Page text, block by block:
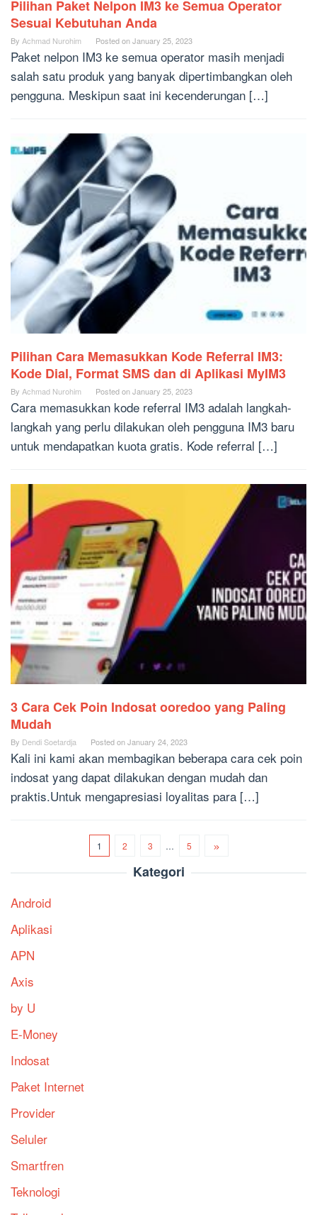
Pilihan Paket Nelpon IM3 ke Semua Operator
Sesuai Kebutuhan Anda
By Achmad Nurohim Posted onJanuary 25, 2023
Paket nelpon IM3 ke semua operator masih menjadi
salah satu produk yang banyak dipertimbangkan oleh
pengguna. Meskipun saat ini kecenderungan […]
Pilihan Cara Memasukkan Kode Referral IM3:
Kode Dial, Format SMS dan di Aplikasi MyIM3
By Achmad Nurohim Posted onJanuary 25, 2023
Cara memasukkan kode referral IM3 adalah langkah-
langkah yang perlu dilakukan oleh pengguna IM3 baru
untuk mendapatkan kuota gratis. Kode referral […]
3 Cara Cek Poin Indosat ooredoo yang Paling
Mudah
By Dendi Soetardja Posted onJanuary 24, 2023
Kali ini kami akan membagikan beberapa cara cek poin
indosat yang dapat dilakukan dengan mudah dan
praktis.Untuk mengapresiasi loyalitas para […]
1 2 3 … 5
Kategori
Android
Aplikasi
APN
Axis
by U
E-Money
Indosat
Paket Internet
Provider
Seluler
Smartfren
Teknologi